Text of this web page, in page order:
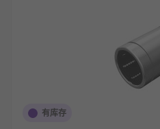
有库存